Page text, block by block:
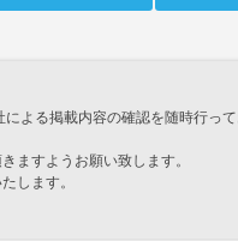
よる掲載内容の確認を随時行っ
ますようお願い致します。
します。